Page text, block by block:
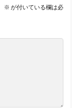
※ が付いている欄は必